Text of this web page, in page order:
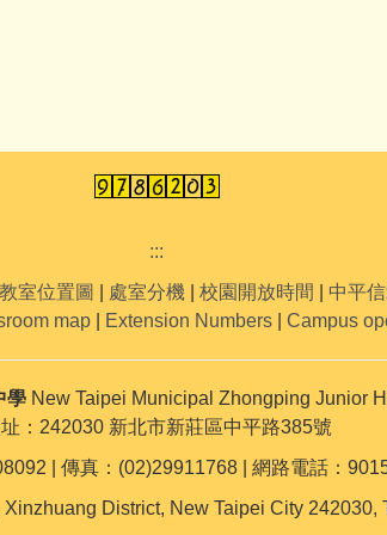
:::
教室位置圖 處室分機 校園開放時間
中平
map| Extension Numbers| Campus
學 New Taipei Municipal Zhongping Junior
：242030 新北市新莊區中平路385號
| 傳真：(02)29911768 | 網路電話：
District, New Taipei City 242030,